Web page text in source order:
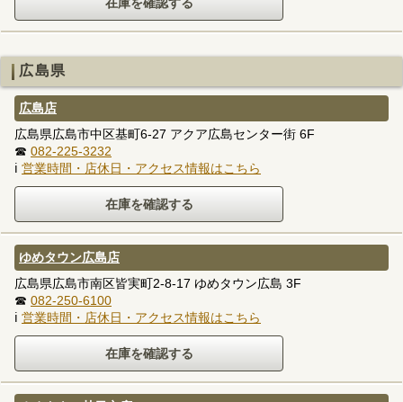
広島県
広島店
広島県広島市中区基町6-27 アクア広島センター街 6F
☎ 082-225-3232
ℹ 営業時間・店休日・アクセス情報はこちら
ゆめタウン広島店
広島県広島市南区皆実町2-8-17 ゆめタウン広島 3F
☎ 082-250-6100
ℹ 営業時間・店休日・アクセス情報はこちら